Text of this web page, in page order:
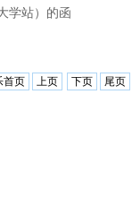
学站）的函
首页 上页 下页 尾页